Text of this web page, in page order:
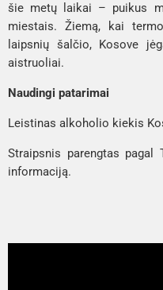
šie metų laikai – puikus
miestais. Žiemą, kai
laipsnių šalčio, Kosove
aistruoliai.
Naudingi patarimai
Leistinas alkoholio kiekis
Straipsnis parengtas pagal
informaciją.